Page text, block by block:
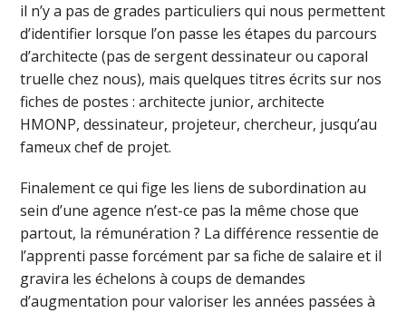
il n’y a pas de grades particuliers qui nous permettent
d’identifier lorsque l’on passe les étapes du parcours
d’architecte (pas de sergent dessinateur ou caporal
truelle chez nous), mais quelques titres écrits sur nos
fiches de postes : architecte junior, architecte
HMONP, dessinateur, projeteur, chercheur, jusqu’au
fameux chef de projet.
Finalement ce qui fige les liens de subordination au
sein d’une agence n’est-ce pas la même chose que
partout, la rémunération ? La différence ressentie de
l’apprenti passe forcément par sa fiche de salaire et il
gravira les échelons à coups de demandes
d’augmentation pour valoriser les années passées à